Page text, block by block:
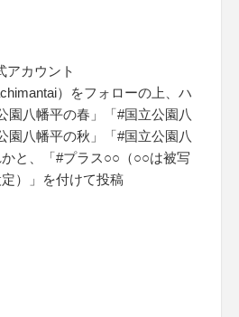
アカウント
）をフォローの上、ハ
園八幡平の春」「#国立公園八
園八幡平の秋」「#国立公園八
と、「#プラス○○（○○は被写
）」を付けて投稿